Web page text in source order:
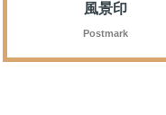
風景印
Postmark